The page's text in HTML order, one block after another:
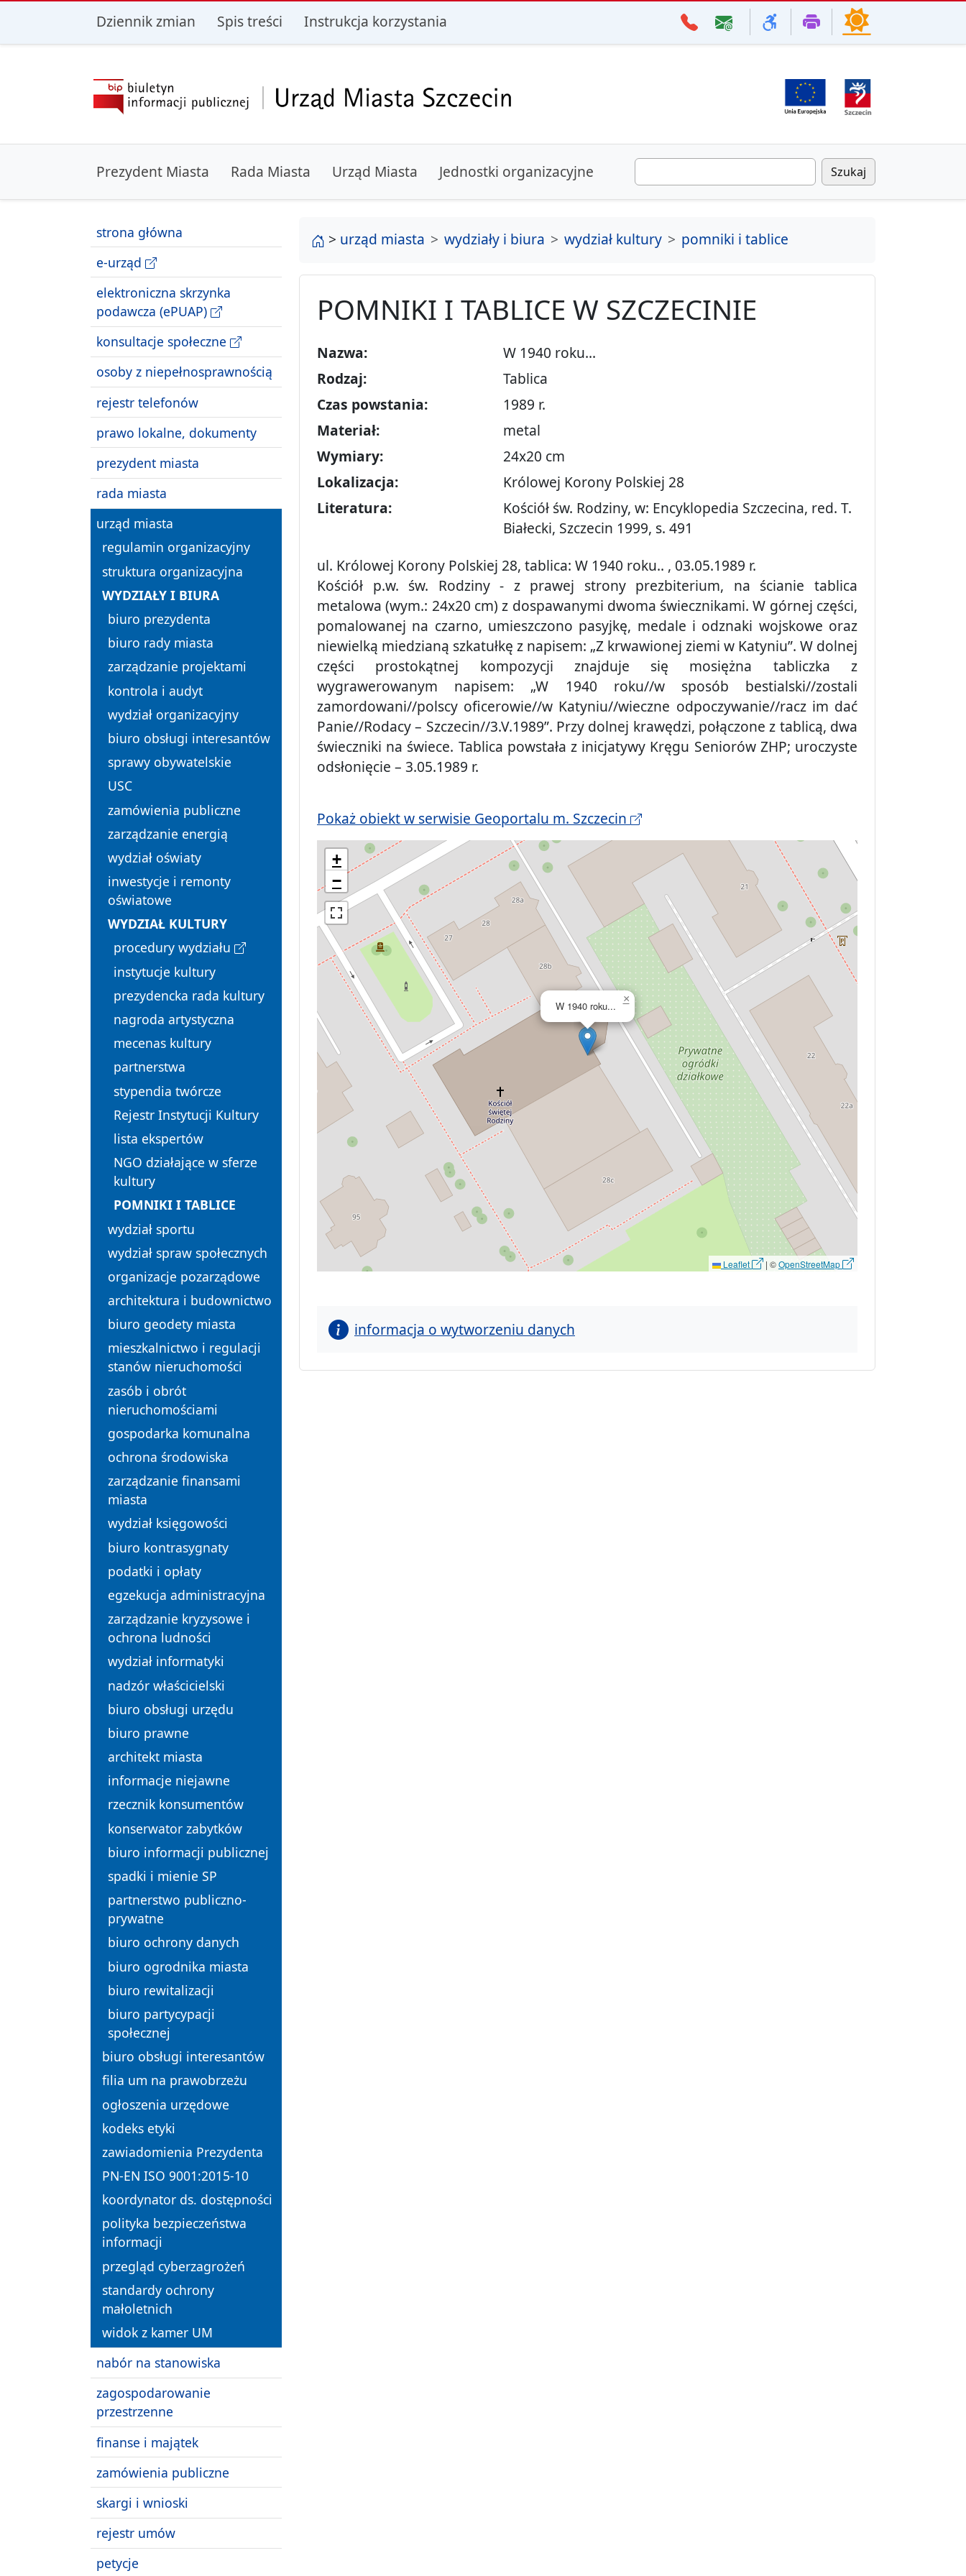
przejdź do głównego menu przejdź do treści
Dziennik zmian Spis treści Instrukcja korzystania
Prezydent Miasta Rada Miasta Urząd Miasta Jednostki organizacyjne Szukaj
strona główna
e-urząd
elektroniczna skrzynka
podawcza (ePUAP)
konsultacje społeczne
osoby z niepełnosprawnością
rejestr telefonów
prawo lokalne, dokumenty
prezydent miasta
rada miasta
urząd miasta
regulamin organizacyjny
struktura organizacyjna
WYDZIAŁY I BIURA
biuro prezydenta
biuro rady miasta
zarządzanie projektami
kontrola i audyt
wydział organizacyjny
biuro obsługi interesantów
sprawy obywatelskie
USC
zamówienia publiczne
zarządzanie energią
wydział oświaty
inwestycje i remonty
oświatowe
WYDZIAŁ KULTURY
procedury wydziału
instytucje kultury
prezydencka rada kultury
nagroda artystyczna
mecenas kultury
partnerstwa
stypendia twórcze
Rejestr Instytucji Kultury
lista ekspertów
NGO działające w sferze
kultury
POMNIKI I TABLICE
wydział sportu
wydział spraw społecznych
organizacje pozarządowe
architektura i budownictwo
biuro geodety miasta
mieszkalnictwo i regulacji
stanów nieruchomości
zasób i obrót
nieruchomościami
gospodarka komunalna
ochrona środowiska
zarządzanie finansami
miasta
wydział księgowości
biuro kontrasygnaty
podatki i opłaty
egzekucja administracyjna
zarządzanie kryzysowe i
ochrona ludności
wydział informatyki
nadzór właścicielski
biuro obsługi urzędu
biuro prawne
architekt miasta
informacje niejawne
rzecznik konsumentów
konserwator zabytków
biuro informacji publicznej
spadki i mienie SP
partnerstwo publiczno-
prywatne
biuro ochrony danych
biuro ogrodnika miasta
biuro rewitalizacji
biuro partycypacji
społecznej
biuro obsługi interesantów
filia um na prawobrzeżu
ogłoszenia urzędowe
kodeks etyki
zawiadomienia Prezydenta
PN-EN ISO 9001:2015-10
koordynator ds. dostępności
polityka bezpieczeństwa
informacji
przegląd cyberzagrożeń
standardy ochrony
małoletnich
widok z kamer UM
nabór na stanowiska
zagospodarowanie
przestrzenne
finanse i majątek
zamówienia publiczne
skargi i wnioski
rejestr umów
petycje
strona główna
> urząd miasta wydziały i biura wydział kultury pomniki i tablice
POMNIKI I TABLICE W SZCZECINIE
Nazwa:
W 1940 roku...
Rodzaj:
Tablica
Czas powstania:
1989 r.
Materiał:
metal
Wymiary:
24x20 cm
Lokalizacja:
Królowej Korony Polskiej 28
Literatura:
Kościół św. Rodziny, w: Encyklopedia Szczecina, red. T.
Białecki, Szczecin 1999, s. 491
ul. Królowej Korony Polskiej 28, tablica: W 1940 roku.. , 03.05.1989 r.
Kościół p.w. św. Rodziny - z prawej strony prezbiterium, na ścianie tablica
metalowa (wym.: 24x20 cm) z dospawanymi dwoma świecznikami. W górnej części,
pomalowanej na czarno, umieszczono pasyjkę, medale i odznaki wojskowe oraz
niewielką miedzianą szkatułkę z napisem: „Z krwawionej ziemi w Katyniu”. W dolnej
części prostokątnej kompozycji znajduje się mosiężna tabliczka z
wygrawerowanym napisem: „W 1940 roku//w sposób bestialski//zostali
zamordowani//polscy oficerowie//w Katyniu//wieczne odpoczywanie//racz im dać
Panie//Rodacy – Szczecin//3.V.1989”. Przy dolnej krawędzi, połączone z tablicą, dwa
świeczniki na świece. Tablica powstała z inicjatywy Kręgu Seniorów ZHP; uroczyste
odsłonięcie – 3.05.1989 r.
Pokaż obiekt w serwisie Geoportalu m. Szczecin
W 1940 roku...
×
+
−
Leaflet | ©OpenStreetMap
informacja o wytworzeniu danych